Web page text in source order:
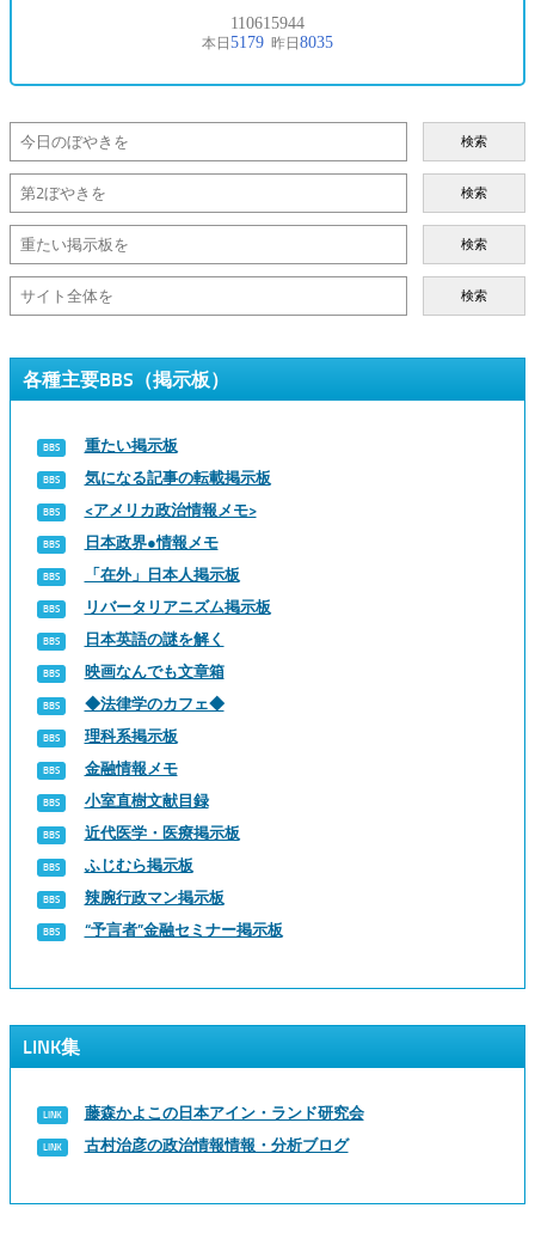
検索
検索
検索
検索
各種主要BBS（掲示板）
重たい掲示板
気になる記事の転載掲示板
<アメリカ政治情報メモ>
日本政界●情報メモ
「在外」日本人掲示板
リバータリアニズム掲示板
日本英語の謎を解く
映画なんでも文章箱
◆法律学のカフェ◆
理科系掲示板
金融情報メモ
小室直樹文献目録
近代医学・医療掲示板
ふじむら掲示板
辣腕行政マン掲示板
“予言者”金融セミナー掲示板
LINK集
藤森かよこの日本アイン・ランド研究会
古村治彦の政治情報情報・分析ブログ